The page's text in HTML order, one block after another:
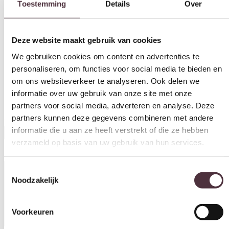
Deze website maakt gebruik van cookies
We gebruiken cookies om content en advertenties te
om ons websiteverkeer te analyseren. Ook delen we
informatie over uw gebruik van onze site met onze
partners voor social media, adverteren en analyse. Deze
partners kunnen deze gegevens combineren met andere
informatie die u aan ze heeft verstrekt of die ze hebben
verzameld op basis van uw gebruik van hun services.
Toestemmingsselectie
Noodzakelijk
Voorkeuren
Statistieken
Starfurn Slider Naturel Mangohout 48 cm
99,00
In winkelwagen